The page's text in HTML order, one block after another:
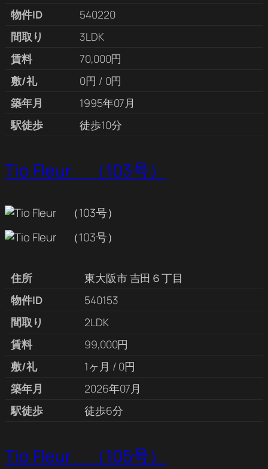
物件ID
540220
間取り
3LDK
賃料
70,000円
敷/礼
0円 / 0円
築年月
1995年07月
駅徒歩
徒歩10分
Tio Fleur （103号）
住所
東大阪市 吉田６丁目
物件ID
540153
間取り
2LDK
賃料
99,000円
敷/礼
1ヶ月 / 0円
築年月
2026年07月
駅徒歩
徒歩6分
Tio Fleur （105号）